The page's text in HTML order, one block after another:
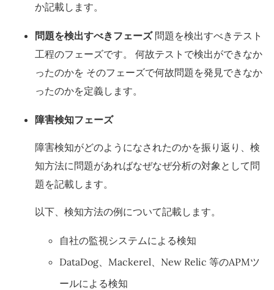
か記載します。
問題を検出すべきフェーズ問題を検出すべきテスト
工程のフェーズです。 何故テストで検出ができなか
ったのかを そのフェーズで何故問題を発見できなか
ったのかを定義します。
障害検知フェーズ
障害検知がどのようになされたのかを振り返り、検
知方法に問題があればなぜなぜ分析の対象として問
題を記載します。
以下、検知方法の例について記載します。
自社の監視システムによる検知
DataDog、Mackerel、New Relic 等のAPMツ
ールによる検知